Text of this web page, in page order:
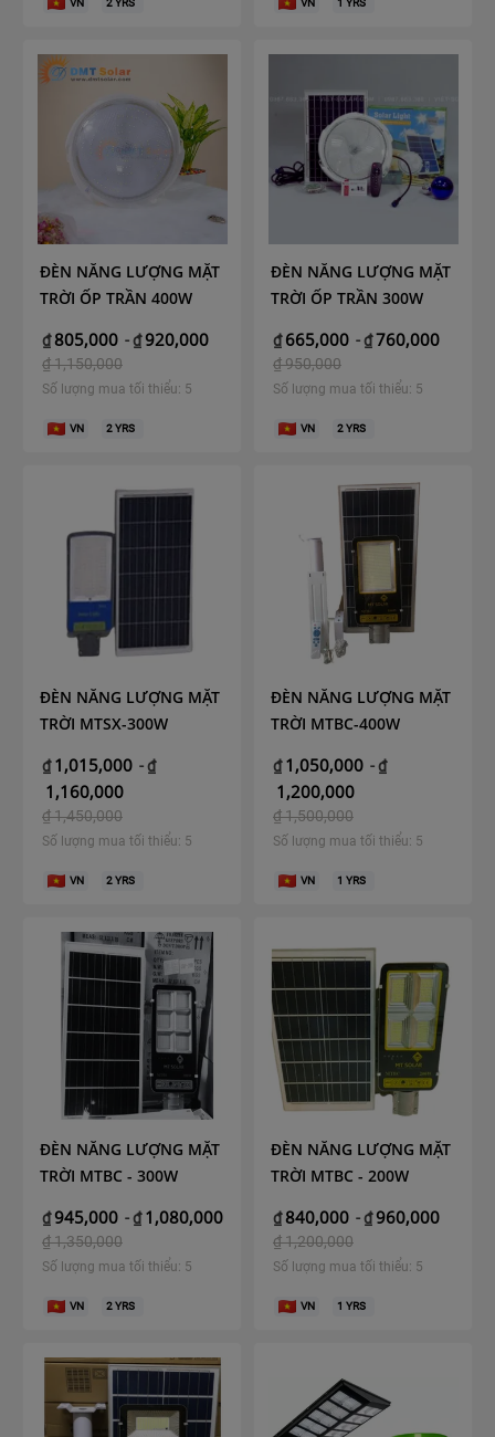
VN 2YRS VN 1 YRS
ĐÈN NĂNG LƯỢNG MẶT
TRỜI ỐP TRẦN 400W
₫ 805,000 -₫ 920,000
₫1,150,000
Số lượng mua tối thiểu: 5
VN 2YRS
ĐÈN NĂNG LƯỢNG MẶT
TRỜI ỐP TRẦN 300W
₫ 665,000 -₫760,000
₫950,000
Số lượng mua tối thiểu: 5
VN 2YRS
ĐÈN NĂNG LƯỢNG MẶT
TRỜI MTSX-300W
₫ 1,015,000 -₫
1,160,000
₫1,450,000
Số lượng mua tối thiểu: 5
VN 2YRS
ĐÈN NĂNG LƯỢNG MẶT
TRỜI MTBC-400W
₫ 1,050,000 -₫
1,200,000
₫1,500,000
Số lượng mua tối thiểu: 5
VN 1 YRS
ĐÈN NĂNG LƯỢNG MẶT
TRỜI MTBC - 300W
₫ 945,000 -₫ 1,080,000
₫1,350,000
Số lượng mua tối thiểu: 5
VN 2YRS
ĐÈN NĂNG LƯỢNG MẶT
TRỜI MTBC - 200W
₫ 840,000 -₫ 960,000
₫1,200,000
Số lượng mua tối thiểu: 5
VN 1 YRS